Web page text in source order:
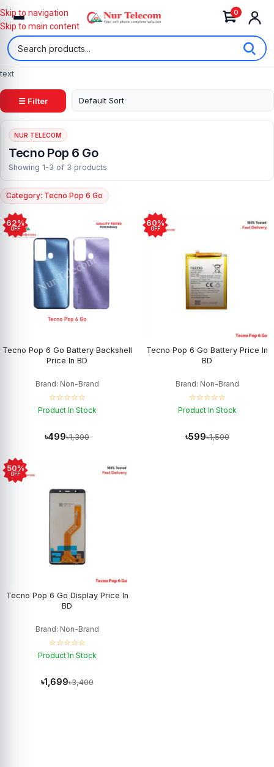
0
Skip to navigation
Skip to main content
text
☰ Filter
NUR TELECOM
Tecno Pop 6 Go
Showing 1-3 of 3 products
Category: Tecno Pop 6 Go
62%
OFF
Tecno Pop 6 Go Battery Backshell
Price In BD
Brand: Non-Brand
☆☆☆☆☆
Product In Stock
৳499৳1,300
60%
OFF
Tecno Pop 6 Go Battery Price In
BD
Brand: Non-Brand
☆☆☆☆☆
Product In Stock
৳599৳1,500
50%
OFF
Tecno Pop 6 Go Display Price In
BD
Brand: Non-Brand
☆☆☆☆☆
Product In Stock
৳1,699৳3,400